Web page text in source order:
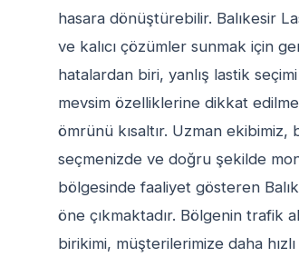
hasara dönüştürebilir. Balıkesir
ve kalıcı çözümler sunmak için
hatalardan biri, yanlış lastik
mevsim özelliklerine dikkat
ömrünü kısaltır. Uzman
seçmenizde ve doğru şekilde
bölgesinde faaliyet gösteren
öne çıkmaktadır. Bölgenin trafik
birikimi, müşterilerimize daha